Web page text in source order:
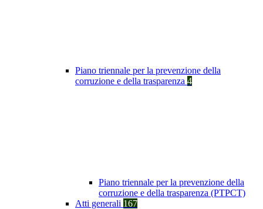
Piano triennale per la prevenzione della
corruzione e della trasparenza 4
Piano triennale per la prevenzione della
corruzione e della trasparenza (PTPCT)
Atti generali 167